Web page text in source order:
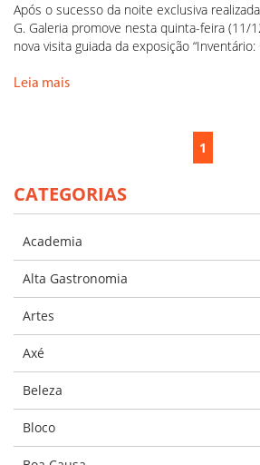
Após o sucesso da noite exclusiva
G. Galeria promove nesta quinta-feira (11/
nova visita guiada da exposição
Leia mais
1
CATEGORIAS
Academia
Alta Gastronomia
Artes
Axé
Beleza
Bloco